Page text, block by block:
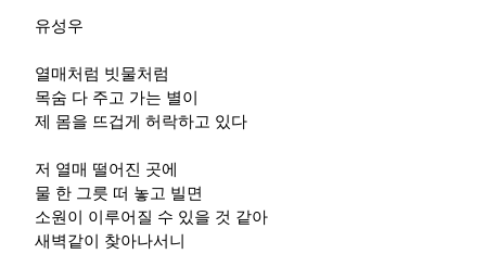
유성우
열매처럼 빗물처럼
목숨 다 주고 가는 별이
제 몸을 뜨겁게 허락하고 있다
저 열매 떨어진 곳에
물 한 그릇 떠 놓고 빌면
소원이 이루어질 수 있을 것 같아
새벽같이 찾아나서니